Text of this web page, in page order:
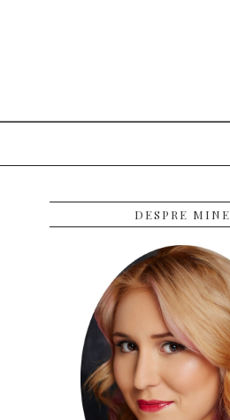
DESPRE MINE